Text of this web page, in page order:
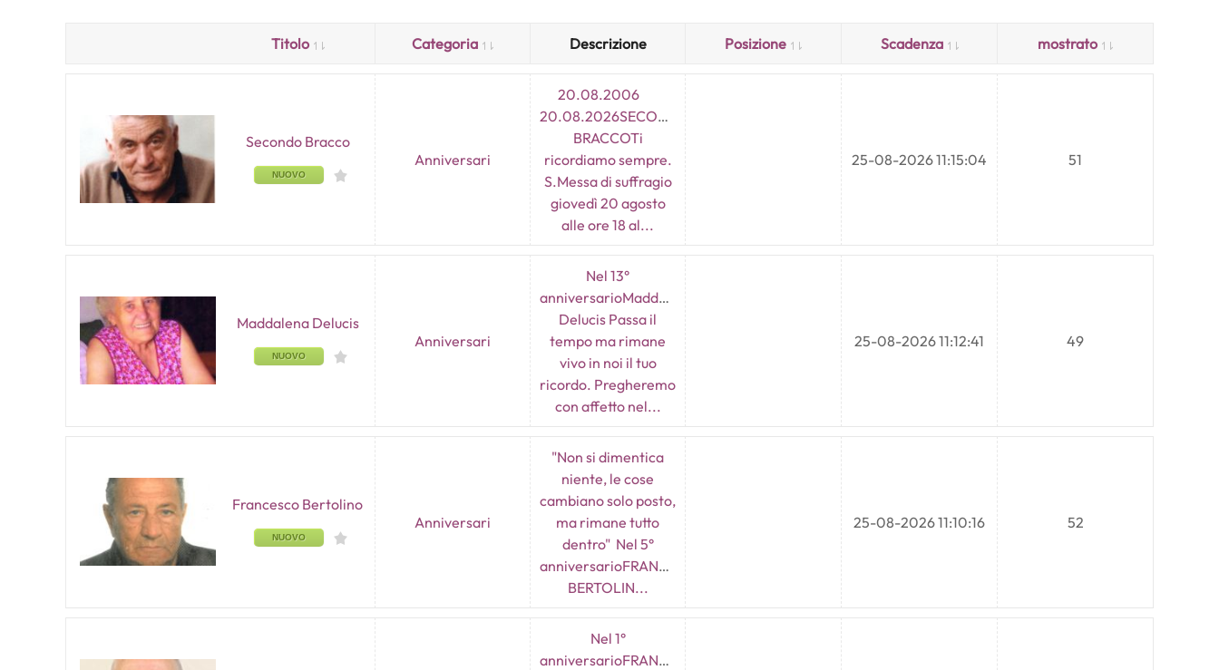
Titolo Categoria Descrizione Posizione Scadenza mostrato
Secondo Bracco
NUOVO
Anniversari
20.08.2006
20.08.2026SECONDO
BRACCOTi
ricordiamo sempre.
S.Messa di suffragio
giovedì 20 agosto
alle ore 18 al...
25-08-2026 11:15:04 51
Maddalena Delucis
NUOVO
Anniversari
Nel 13°
anniversarioMaddalena
Delucis Passa il
tempo ma rimane
vivo in noi il tuo
ricordo. Pregheremo
con affetto nel...
25-08-2026 11:12:41 49
Francesco Bertolino
NUOVO
Anniversari
"Non si dimentica
niente, le cose
cambiano solo posto,
ma rimane tutto
dentro" Nel 5°
anniversarioFRANCESCO
BERTOLIN...
25-08-2026 11:10:16 52
Nel 1°
anniversarioFRANCESCO